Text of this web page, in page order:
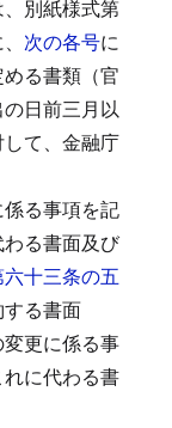
別紙様式第
次の各号に
る書類（官
日前三月以
て、金融庁
る事項を記
る書面及び
十三条の五
る書面
変更に係る事
に代わる書